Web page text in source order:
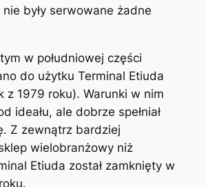
nie były serwowane żadne
w południowej części
do użytku Terminal Etiuda
z 1979 roku). Warunki w nim
ideału, ale dobrze spełniał
Z zewnątrz bardziej
wielobranżowy niż
Etiuda został zamknięty w